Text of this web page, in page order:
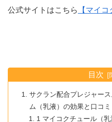
公式サイトはこちら 【マイコ
目次
サクラン配合プレジャー
ム（乳液）の効果と口コミ
1 マイコクチュール（